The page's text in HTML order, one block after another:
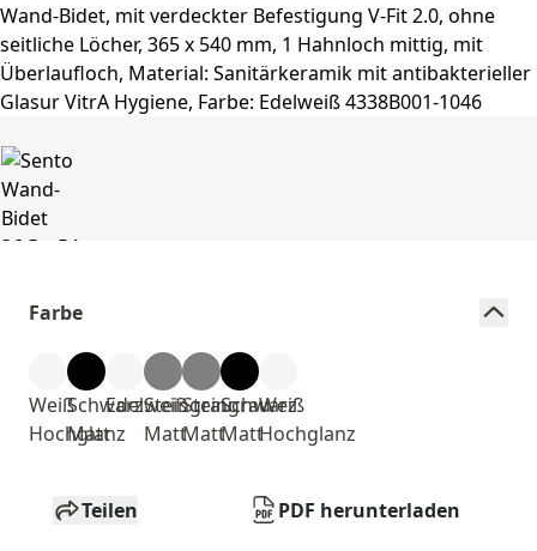
Farbe
Weiß
Hochglanz
Schwarz
Matt
EdelweißSteingrau
Matt
Steingrau
Matt
Schwarz
Matt
Weiß
Hochglanz
Teilen PDF herunterladen